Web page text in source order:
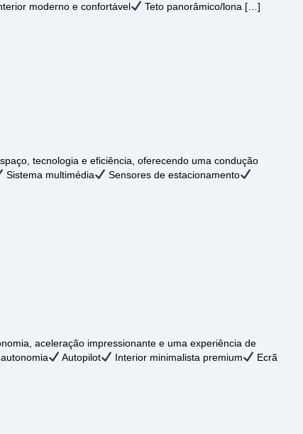
moderno e confortável Teto panorâmico/lona […]
tecnologia e eficiência, oferecendo uma condução
Sistema multimédia
Sensores de estacionamento
aceleração impressionante e uma experiência de
Autopilot Interior minimalista premium
Ecrã